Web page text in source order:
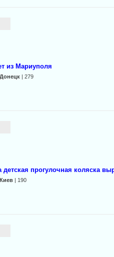
из Мариуполя
Донецк| 279
детская прогулочная коляска
Киев| 190